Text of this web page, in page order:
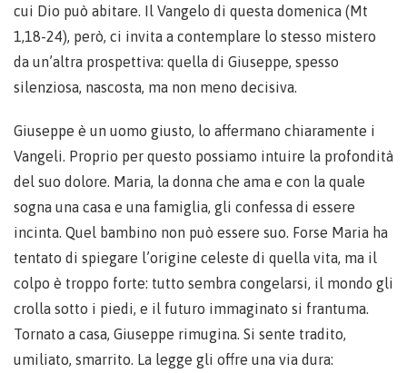
cui Dio può abitare. Il Vangelo di questa domenica (Mt
1,18-24), però, ci invita a contemplare lo stesso mistero
da un’altra prospettiva: quella di Giuseppe, spesso
silenziosa, nascosta, ma non meno decisiva.
Giuseppe è un uomo giusto, lo affermano chiaramente i
Vangeli. Proprio per questo possiamo intuire la profondità
del suo dolore. Maria, la donna che ama e con la quale
sogna una casa e una famiglia, gli confessa di essere
incinta. Quel bambino non può essere suo. Forse Maria ha
tentato di spiegare l’origine celeste di quella vita, ma il
colpo è troppo forte: tutto sembra congelarsi, il mondo gli
crolla sotto i piedi, e il futuro immaginato si frantuma.
Tornato a casa, Giuseppe rimugina. Si sente tradito,
umiliato, smarrito. La legge gli offre una via dura: